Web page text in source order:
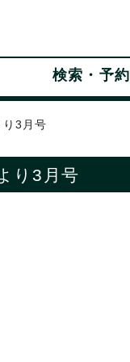
検索・予約
3月号
り3月号